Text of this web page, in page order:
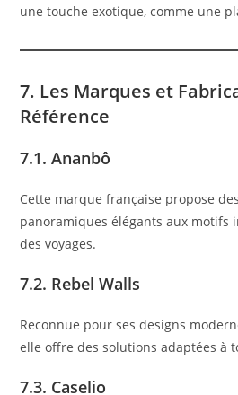
une touche exotique, comme une
7. Les Marques et
Référence
7.1. Ananbô
Cette marque française propose
panoramiques élégants aux motifs
des voyages.
7.2. Rebel Walls
Reconnue pour ses designs
elle offre des solutions adaptées à
7.3. Caselio